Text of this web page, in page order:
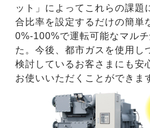
ット」によってこれらの課題
合比率を設定するだけの簡単
0%-100%で運転可能なマル
た。今後、都市ガスを使用し
検討しているお客さまにも安
お使いいただくことができま